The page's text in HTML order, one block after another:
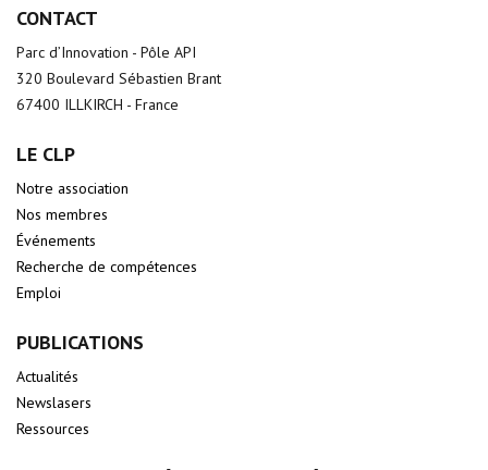
CONTACT
Parc d’Innovation - Pôle API
320 Boulevard Sébastien Brant
67400 ILLKIRCH - France
LE CLP
Notre association
Nos membres
Événements
Recherche de compétences
Emploi
PUBLICATIONS
Actualités
Newslasers
Ressources